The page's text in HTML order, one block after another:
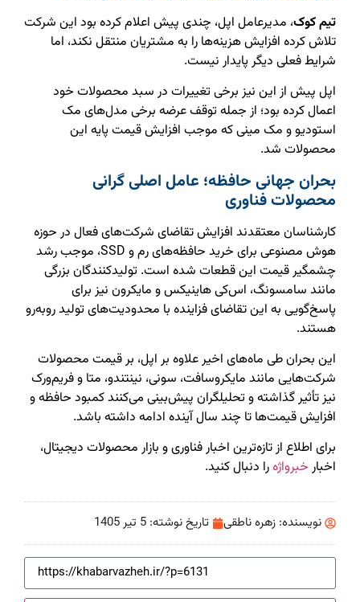
تیم کوک، مدیرعامل اپل، چندی پیش اعلام کرده بود این شرکت
تلاش کرده افزایش هزینه‌ها را به مشتریان منتقل نکند، اما
شرایط فعلی دیگر پایدار نیست.
اپل پیش از این نیز برخی تغییرات در سبد محصولات خود
اعمال کرده بود؛ از جمله توقف عرضه برخی مدل‌های مک
استودیو و مک مینی که موجب افزایش قیمت پایه این
محصولات شد.
بحران جهانی حافظه؛ عامل اصلی گرانی
محصولات فناوری
کارشناسان معتقدند افزایش تقاضای شرکت‌های فعال در حوزه
هوش مصنوعی برای خرید حافظه‌های رم و SSD، موجب رشد
چشمگیر قیمت این قطعات شده است. تولیدکنندگان بزرگی
مانند سامسونگ، اس‌کی هاینیکس و مایکرون نیز برای
پاسخ‌گویی به این تقاضای فزاینده با محدودیت‌های تولید روبه‌رو
هستند.
این بحران طی ماه‌های اخیر علاوه بر اپل، بر قیمت محصولات
شرکت‌هایی مانند مایکروسافت، سونی، نینتندو، متا و فریم‌ورک
نیز تأثیر گذاشته و تحلیلگران پیش‌بینی می‌کنند کمبود حافظه و
افزایش قیمت‌ها تا چند سال آینده ادامه داشته باشد.
برای اطلاع از تازه‌ترین اخبار فناوری و بازار محصولات دیجیتال،
اخبار خبرواژهرا دنبال کنید.
نویسنده: زهره ناطقی تاریخ نوشته: 5 تیر 1405